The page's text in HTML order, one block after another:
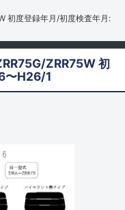
初度登録年月/初度検査年月:
ZRR75W 初
〜H26/1